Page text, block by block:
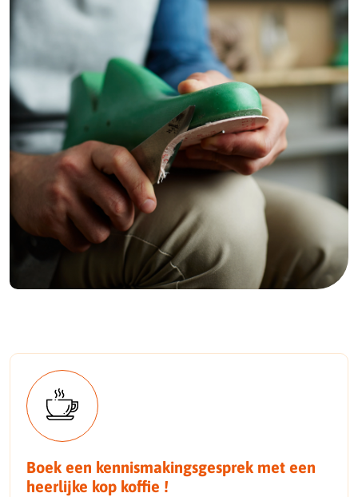
Boek een kennismakingsgesprek met een
heerlijke kop koffie !